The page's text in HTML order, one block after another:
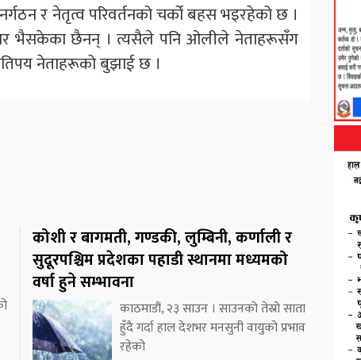
र नेतृत्व परिवर्तनको चर्को बहस भइरहेको छ ।
भैसकेका छैनन् । त्यसैले पनि ओलीले नेताहरूसँग
नेताहरूको बुझाई छ ।
कोशी र बागमती, गण्डकी, लुम्बिनी, कर्णाली र
सुदूरपश्चिम प्रदेशका पहाडी स्थानमा मध्यमको
वर्षा हुने सम्भावना
काठमाडौं, २३ साउन । साउनको तेस्रो साता
हुँदै गर्दा हाल देशभर मनसुनी वायुको प्रभाव
रहेको